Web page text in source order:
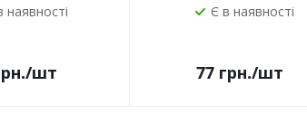
наявності
/шт
Є в наявності
77 грн./шт